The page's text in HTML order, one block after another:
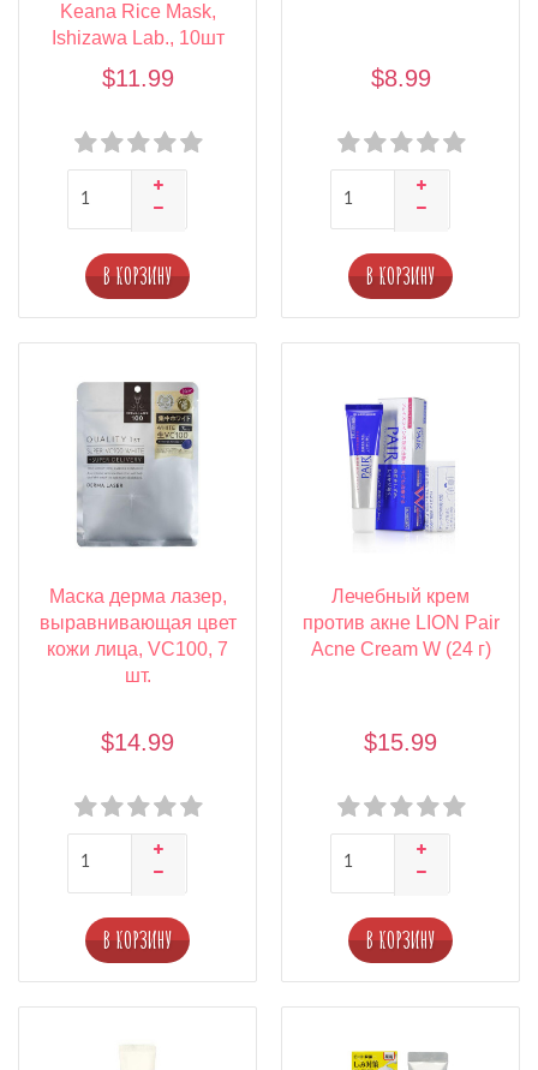
Keana Rice Mask,
Ishizawa Lab., 10шт
$11.99
В КОРЗИНУ
$8.99
В КОРЗИНУ
Маска дерма лазер,
выравнивающая цвет
кожи лица, VC100, 7
шт.
$14.99
В КОРЗИНУ
Лечебный крем
против акне LION Pair
Acne Cream W (24 г)
$15.99
В КОРЗИНУ